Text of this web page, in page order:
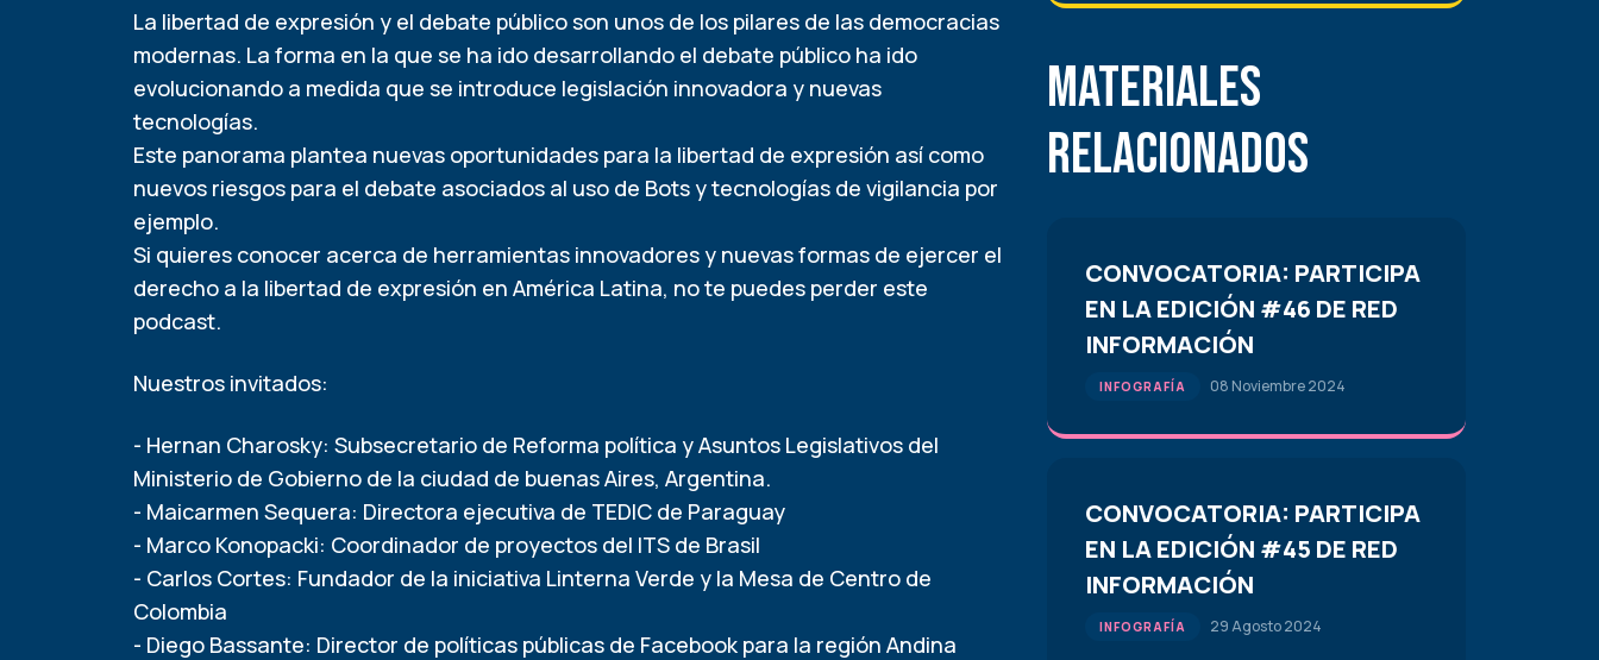
La libertad de expresión y el debate público son unos de los pilares de las democracias
modernas. La forma en la que se ha ido desarrollando el debate público ha ido
evolucionando a medida que se introduce legislación innovadora y nuevas
tecnologías.
Este panorama plantea nuevas oportunidades para la libertad de expresión así como
nuevos riesgos para el debate asociados al uso de Bots y tecnologías de vigilancia por
ejemplo.
Si quieres conocer acerca de herramientas innovadores y nuevas formas de ejercer el
derecho a la libertad de expresión en América Latina, no te puedes perder este
podcast.
Nuestros invitados:
- Hernan Charosky: Subsecretario de Reforma política y Asuntos Legislativos del
Ministerio de Gobierno de la ciudad de buenas Aires, Argentina.
- Maicarmen Sequera: Directora ejecutiva de TEDIC de Paraguay
- Marco Konopacki: Coordinador de proyectos del ITS de Brasil
- Carlos Cortes: Fundador de la iniciativa Linterna Verde y la Mesa de Centro de
Colombia
- Diego Bassante: Director de políticas públicas de Facebook para la región Andina
Materiales
Relacionados
CONVOCATORIA: PARTICIPA
EN LA EDICIÓN #46 DE RED
INFORMACIÓN
INFOGRAFÍA 08 Noviembre 2024
CONVOCATORIA: PARTICIPA
EN LA EDICIÓN #45 DE RED
INFORMACIÓN
INFOGRAFÍA 29 Agosto 2024